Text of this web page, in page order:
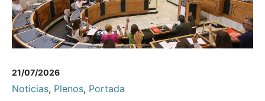
21/07/2026
Noticias, Plenos, Portada